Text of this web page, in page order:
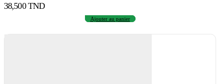
38,500TND
Ajouter au panier